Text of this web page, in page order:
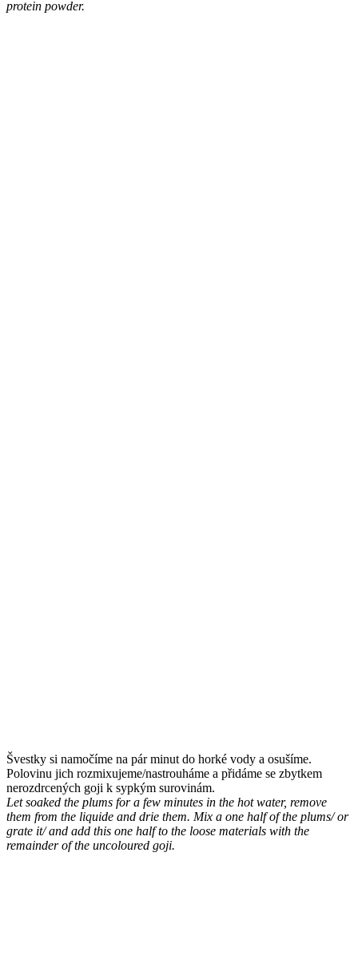
protein powder.
Švestky si namočíme na pár minut do horké vody a osušíme.
Polovinu jich rozmixujeme/nastrouháme a přidáme se zbytkem
nerozdrcených goji k sypkým surovinám.
Let soaked the plums for a few minutes in the hot water, remove
them from the liquide and drie them. Mix a one half of the plums/ or
grate it/ and add this one half to the loose materials with the
remainder of the uncoloured goji.